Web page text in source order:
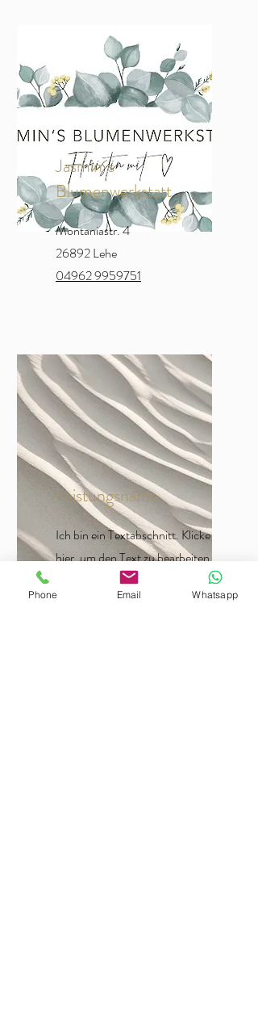
Jasmin´s
Blumenwerkstatt
Montaniastr. 4
26892 Lehe
04962 9959751
Leistungsname
Ich bin ein Textabschnitt. Klicke
hier, um den Text zu bearbeiten.
Phone Email Whatsapp